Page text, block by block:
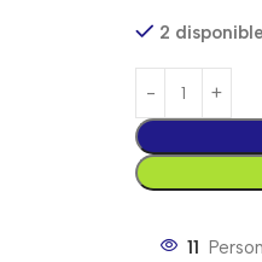
2
11